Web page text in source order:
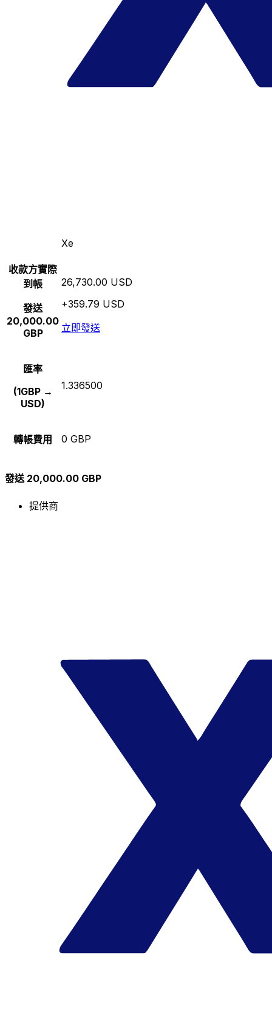
Xe
收款方實際
到帳
發送
20,000.00
GBP
26,730.00 USD
+359.79 USD
立即發送
匯率
(1GBP →
USD)
1.336500
轉帳費用 0 GBP
發送 20,000.00 GBP
提供商